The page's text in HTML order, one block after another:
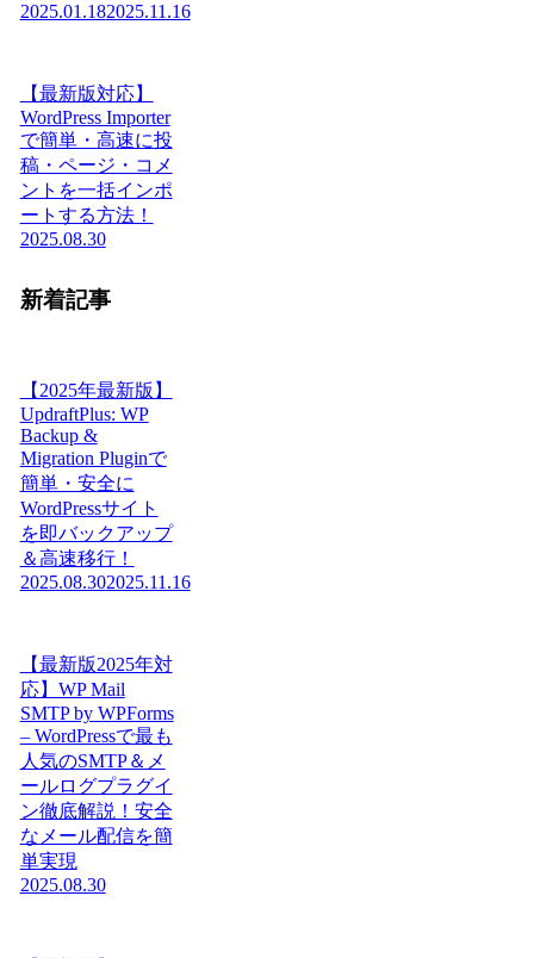
2025.01.182025.11.16
【最新版対応】
WordPress Importer
で簡単・高速に投
稿・ページ・コメ
ントを一括インポ
ートする方法！
2025.08.30
新着記事
【2025年最新版】
UpdraftPlus: WP
Backup &
Migration Pluginで
簡単・安全に
WordPressサイト
を即バックアップ
＆高速移行！
2025.08.302025.11.16
【最新版2025年対
応】WP Mail
SMTP by WPForms
– WordPressで最も
人気のSMTP＆メ
ールログプラグイ
ン徹底解説！安全
なメール配信を簡
単実現
2025.08.30